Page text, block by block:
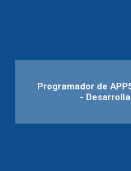
Programador de
-